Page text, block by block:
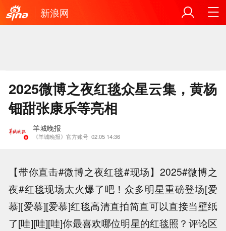
新浪网
2025微博之夜红毯众星云集，黄杨
钿甜张康乐等亮相
羊城晚报
《羊城晚报》官方账号 02.05 14:36
【带你直击#微博之夜红毯#现场】2025#微博之
夜#红毯现场太火爆了吧！众多明星重磅登场[爱
慕][爱慕][爱慕]红毯高清直拍简直可以直接当壁纸
了[哇][哇][哇]你最喜欢哪位明星的红毯照？评论区